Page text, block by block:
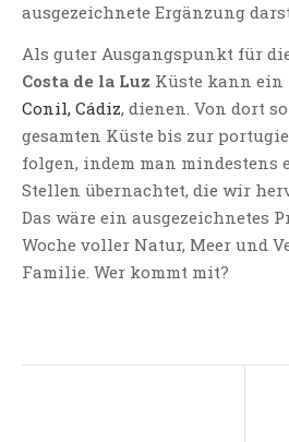
ausgezeichnete Ergänzung
Als guter Ausgangspunkt für
Costa de la Luz Küste kann ein
Conil, Cádiz, dienen. Von dort
gesamten Küste bis zur
folgen, indem man mindestens
Stellen übernachtet, die wir
Das wäre ein ausgezeichnetes
Woche voller Natur, Meer und
Familie. Wer kommt mit?